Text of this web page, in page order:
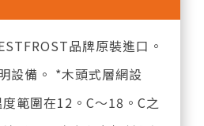
品牌原裝進口。
設備。 *木頭式層網設
範圍在12。C～18。C之